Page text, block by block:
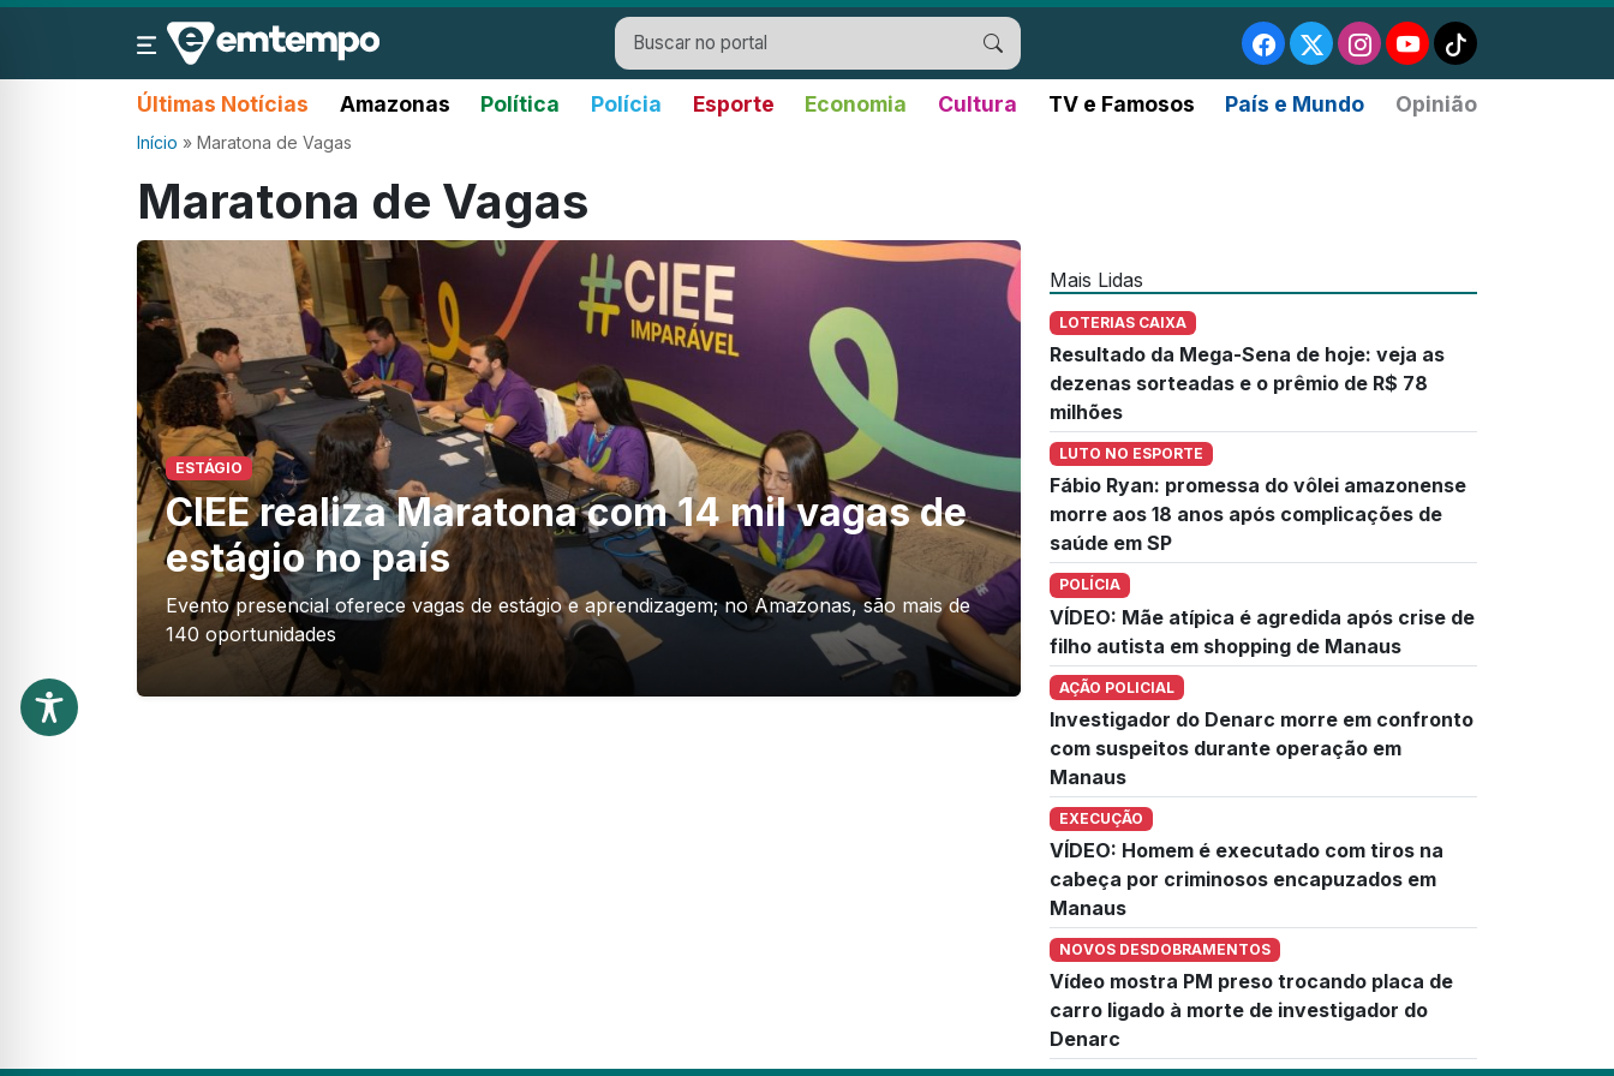
Últimas Notícias Amazonas Política Polícia Esporte Economia Cultura TV e Famosos País e Mundo Opinião
Início » Maratona de Vagas
Maratona de Vagas
ESTÁGIO
CIEE realiza Maratona com 14 mil vagas de
estágio no país
Evento presencial oferece vagas de estágio e aprendizagem; no Amazonas, são mais de
140 oportunidades
Mais Lidas
LOTERIAS CAIXA
Resultado da Mega-Sena de hoje: veja as
dezenas sorteadas e o prêmio de R$ 78
milhões
LUTO NO ESPORTE
Fábio Ryan: promessa do vôlei amazonense
morre aos 18 anos após complicações de
saúde em SP
POLÍCIA
VÍDEO: Mãe atípica é agredida após crise de
filho autista em shopping de Manaus
AÇÃO POLICIAL
Investigador do Denarc morre em confronto
com suspeitos durante operação em
Manaus
EXECUÇÃO
VÍDEO: Homem é executado com tiros na
cabeça por criminosos encapuzados em
Manaus
NOVOS DESDOBRAMENTOS
Vídeo mostra PM preso trocando placa de
carro ligado à morte de investigador do
Denarc